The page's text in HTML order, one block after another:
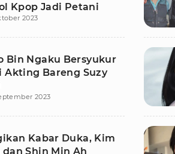
Kpop Jadi Petani
2023
Bin Ngaku Bersyukur
Akting Bareng Suzy
2023
Kabar Duka, Kim
dan Shin Min Ah